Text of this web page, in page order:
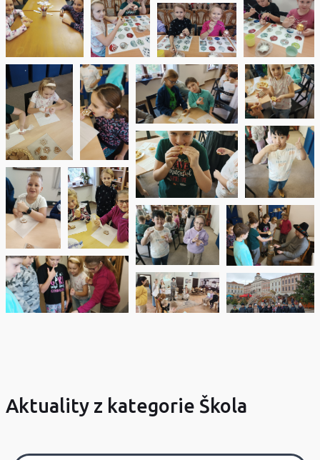
Aktuality z kategorie Škola